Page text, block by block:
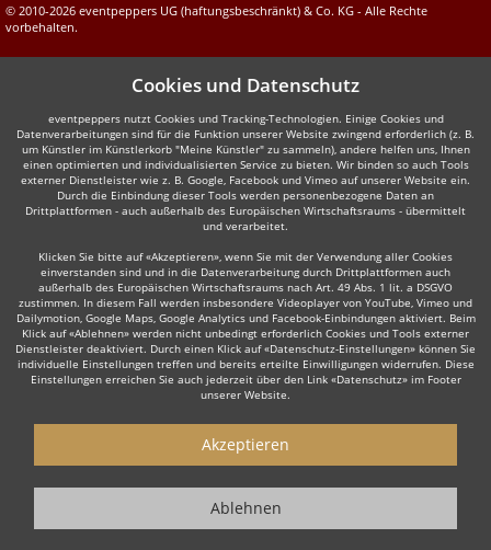
© 2010-2026 eventpeppers UG (haftungsbeschränkt) & Co. KG - Alle Rechte
vorbehalten.
Cookies und Datenschutz
eventpeppers nutzt Cookies und Tracking-Technologien. Einige Cookies und
Datenverarbeitungen sind für die Funktion unserer Website zwingend erforderlich (z. B.
um Künstler im Künstlerkorb "Meine Künstler" zu sammeln), andere helfen uns, Ihnen
einen optimierten und individualisierten Service zu bieten. Wir binden so auch Tools
externer Dienstleister wie z. B. Google, Facebook und Vimeo auf unserer Website ein.
Durch die Einbindung dieser Tools werden personenbezogene Daten an
Drittplattformen - auch außerhalb des Europäischen Wirtschaftsraums - übermittelt
und verarbeitet.
Klicken Sie bitte auf «Akzeptieren», wenn Sie mit der Verwendung aller Cookies
einverstanden sind und in die Datenverarbeitung durch Drittplattformen auch
außerhalb des Europäischen Wirtschaftsraums nach Art. 49 Abs. 1 lit. a DSGVO
zustimmen. In diesem Fall werden insbesondere Videoplayer von YouTube, Vimeo und
Dailymotion, Google Maps, Google Analytics und Facebook-Einbindungen aktiviert. Beim
Klick auf «Ablehnen» werden nicht unbedingt erforderlich Cookies und Tools externer
Dienstleister deaktiviert. Durch einen Klick auf «Datenschutz-Einstellungen» können Sie
individuelle Einstellungen treffen und bereits erteilte Einwilligungen widerrufen. Diese
Einstellungen erreichen Sie auch jederzeit über den Link «Datenschutz» im Footer
unserer Website.
Akzeptieren
Ablehnen